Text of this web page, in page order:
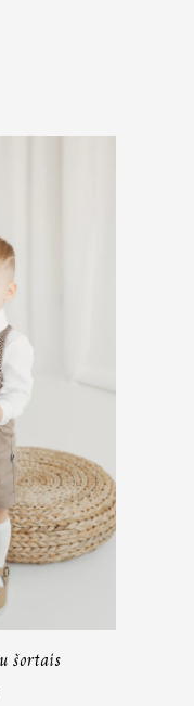
šortais